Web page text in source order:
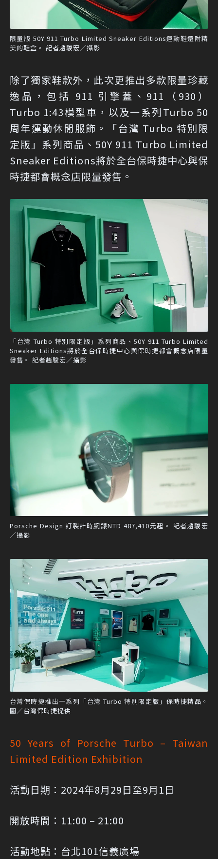
限量版 50Y 911 Turbo Limited Sneaker Editions運動鞋還附精
美的鞋盒。 記者趙駿宏／攝影
除了獨家鞋款外，此次更推出多款限量珍藏
逸品，包括 911 引擎蓋、911（930）
Turbo 1:43模型車，以及一系列Turbo 50
周年運動休閒服飾。「台灣 Turbo 特別限
定版」系列商品、50Y 911 Turbo Limited
Sneaker Editions將於全台保時捷中心與保
時捷都會概念店限量發售。
「台灣 Turbo 特別限定版」系列商品、50Y 911 Turbo Limited
Sneaker Editions將於全台保時捷中心與保時捷都會概念店限量
發售。 記者趙駿宏／攝影
Porsche Design 訂製計時腕錶NTD 487,410元起。 記者趙駿宏
／攝影
台灣保時捷推出一系列「台灣 Turbo 特別限定版」保時捷精品。
圖／台灣保時捷提供
50 Years of Porsche Turbo – Taiwan
Limited Edition Exhibition
活動日期：2024年8月29日至9月1日
開放時間：11:00 – 21:00
活動地點：台北101信義廣場